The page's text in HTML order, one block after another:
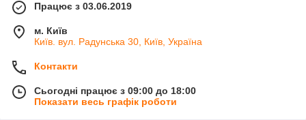
Працює з 03.06.2019
м. Київ
Київ. вул. Радунська 30, Київ, Україна
Контакти
Сьогодні працює з 09:00 до 18:00
Показати весь графік роботи